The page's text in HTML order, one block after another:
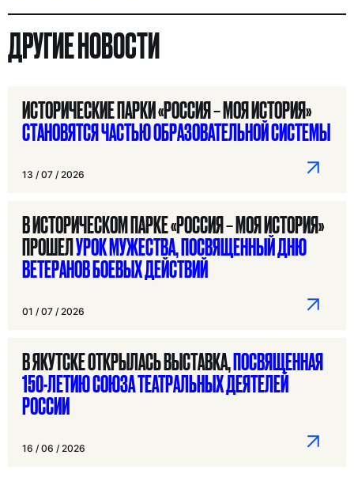
ДРУГИЕ НОВОСТИ
ИСТОРИЧЕСКИЕ ПАРКИ «РОССИЯ – МОЯ ИСТОРИЯ»
СТАНОВЯТСЯ ЧАСТЬЮ ОБРАЗОВАТЕЛЬНОЙ СИСТЕМЫ
13 / 07 / 2026
В ИСТОРИЧЕСКОМ ПАРКЕ «РОССИЯ – МОЯ ИСТОРИЯ»
ПРОШЕЛУРОК МУЖЕСТВА, ПОСВЯЩЕННЫЙ ДНЮ
ВЕТЕРАНОВ БОЕВЫХ ДЕЙСТВИЙ
01 / 07 / 2026
В ЯКУТСКЕ ОТКРЫЛАСЬ ВЫСТАВКА,ПОСВЯЩЕННАЯ
150-ЛЕТИЮ СОЮЗА ТЕАТРАЛЬНЫХ ДЕЯТЕЛЕЙ
РОССИИ
16 / 06 / 2026